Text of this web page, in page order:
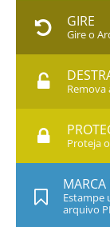
GIRE
Gire o
Remova
Proteja
Estampe
arquivo